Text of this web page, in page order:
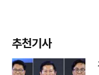
추천기사